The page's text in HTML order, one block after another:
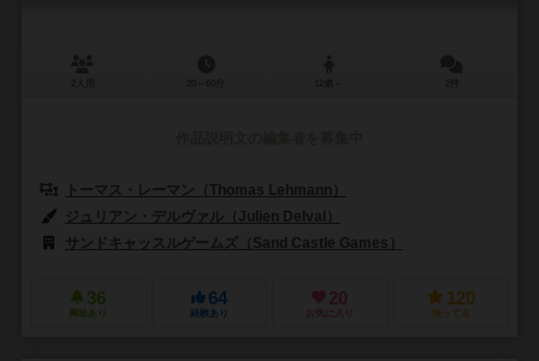
トーマス・レーマン（Thomas Lehmann）
ジュリアン・デルヴァル（Julien Delval）
サンドキャッスルゲームズ（Sand Castle Games）
36
興味あり
64
経験あり
20
お気に入り
120
持ってる